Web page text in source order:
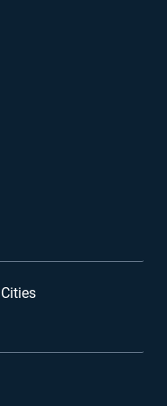
fenêtre
nouvelle fenêtre